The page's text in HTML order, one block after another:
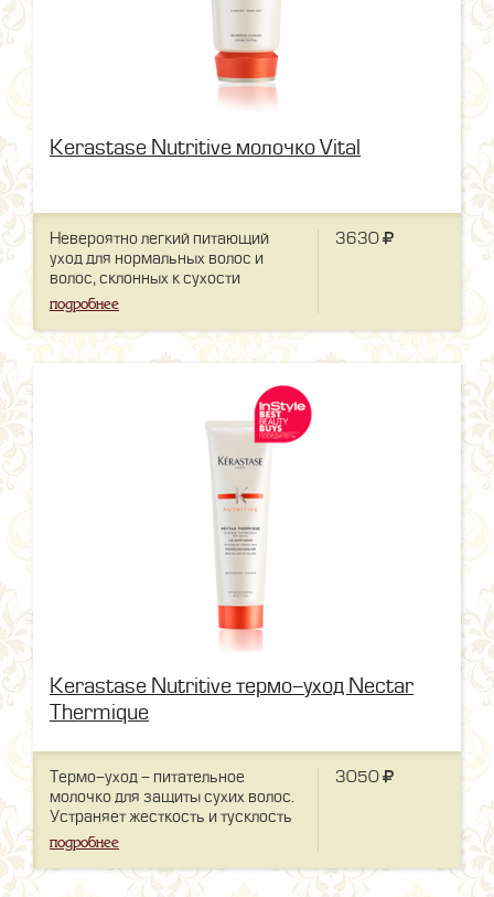
Kerastase Nutritive молочко Vital
Невероятно легкий питающий
уход для нормальных волос и
волос, склонных к сухости
подробнее
3630
Kerastase Nutritive термо-уход Nectar
Thermique
Термо-уход - питательное
молочко для защиты сухих волос.
Устраняет жесткость и тусклость
волос.
подробнее
3050